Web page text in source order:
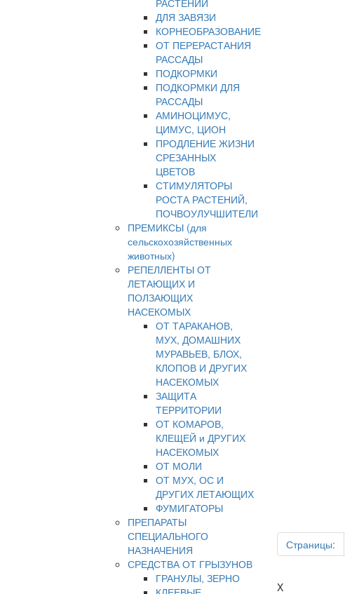
РАСТЕНИЙ
ДЛЯ ЗАВЯЗИ
КОРНЕОБРАЗОВАНИЕ
ОТ ПЕРЕРАСТАНИЯ
РАССАДЫ
ПОДКОРМКИ
ПОДКОРМКИ ДЛЯ
РАССАДЫ
АМИНОЦИМУС,
ЦИМУС, ЦИОН
ПРОДЛЕНИЕ ЖИЗНИ
СРЕЗАННЫХ
ЦВЕТОВ
СТИМУЛЯТОРЫ
РОСТА РАСТЕНИЙ,
ПОЧВОУЛУЧШИТЕЛИ
ПРЕМИКСЫ (для
сельскохозяйственных
животных)
РЕПЕЛЛЕНТЫ ОТ
ЛЕТАЮЩИХ И
ПОЛЗАЮЩИХ
НАСЕКОМЫХ
ОТ ТАРАКАНОВ,
МУХ, ДОМАШНИХ
МУРАВЬЕВ, БЛОХ,
КЛОПОВ И ДРУГИХ
НАСЕКОМЫХ
ЗАЩИТА
ТЕРРИТОРИИ
ОТ КОМАРОВ,
КЛЕЩЕЙ и ДРУГИХ
НАСЕКОМЫХ
ОТ МОЛИ
ОТ МУХ, ОС И
ДРУГИХ ЛЕТАЮЩИХ
ФУМИГАТОРЫ
ПРЕПАРАТЫ
СПЕЦИАЛЬНОГО
НАЗНАЧЕНИЯ
СРЕДСТВА ОТ ГРЫЗУНОВ
ГРАНУЛЫ, ЗЕРНО
Страницы:
X